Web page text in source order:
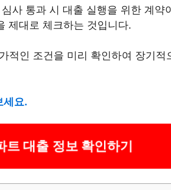
사 통과 시 대출 실행을 위한 계약
제대로 체크하는 것입니다.
적인 조건을 미리 확인하여 장기적
세요.
트 대출 정보 확인하기